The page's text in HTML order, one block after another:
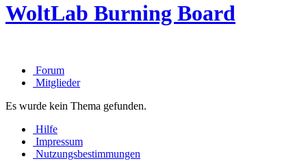
WoltLab Burning Board
Forum
Mitglieder
Es wurde kein Thema gefunden.
Hilfe
Impressum
Nutzungsbestimmungen